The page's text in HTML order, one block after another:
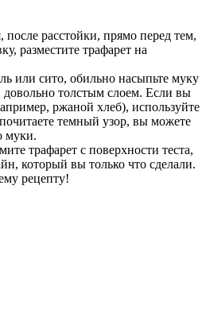
после расстойки, прямо перед тем,
разместите трафарет на
или сито, обильно насыпьте муку
толстым слоем. Если вы
ржаной хлеб), используйте
темный узор, вы можете
муки.
трафарет с поверхности теста,
который вы только что сделали.
рецепту!